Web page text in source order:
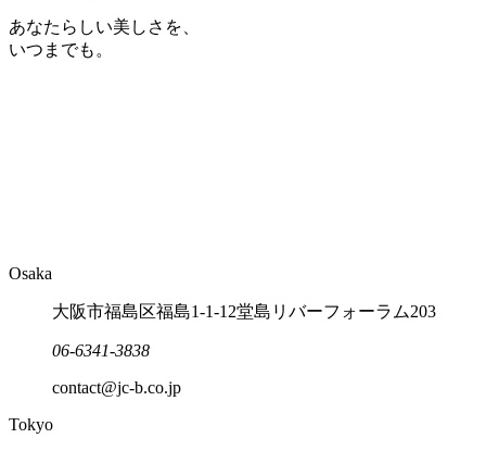
あなたらしい美しさを、
いつまでも。
Osaka
大阪市福島区福島1-1-12堂島リバーフォーラム203
06-6341-3838
contact@jc-b.co.jp
Tokyo